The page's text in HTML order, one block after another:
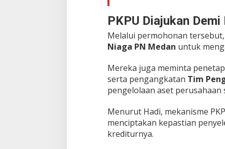
PKPU Diajukan
Melalui permohonan
Niaga PN Medan untuk
Mereka juga meminta
serta pengangkatan Tim
pengelolaan aset
Menurut Hadi, mekanisme
menciptakan kepastian
krediturnya.